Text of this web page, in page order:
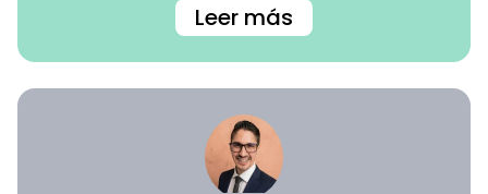
Leer más